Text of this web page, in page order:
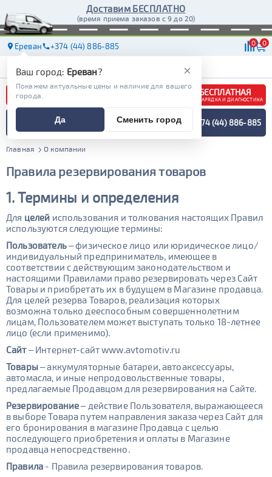
Доставим БЕСПЛАТНО
(время приема заказов с 9 до 20)
Ереван +374 (44) 886-885 0 0
АКБ ДОСТАВКА
БЕСПЛАТНАЯ
ЗАРЯДКА И ДИАГНОСТИКА
ПОДБОР АККУМУЛЯТОРА
СПЕЦИАЛИСТОМ +374 (44) 886-885
Главная О компании
Правила резервирования товаров
1. Термины и определения
Для целей использования и толкования настоящих Правил
используются следующие термины:
Пользователь– физическое лицо или юридическое лицо/
индивидуальный предприниматель, имеющее в
соответствии с действующим законодательством и
настоящими Правилами право резервировать через Сайт
Товары и приобретать их в будущем в Магазине продавца.
Для целей резерва Товаров, реализация которых
возможна только дееспособным совершеннолетним
лицам, Пользователем может выступать только 18-летнее
лицо (если применимо).
Сайт– Интернет-сайт www.avtomotiv.ru
Товары– аккумуляторные батареи, автоаксессуары,
автомасла, и иные непродовольственные товары,
предлагаемые Продавцом для резервирования на Сайте.
Резервирование– действие Пользователя, выражающееся
в выборе Товара путем направления заказа через Сайт для
его бронирования в магазине Продавца с целью
последующего приобретения и оплаты в Магазине
продавца непосредственно.
Правила - Правила резервирования товаров.
×
Ваш город: Ереван?
Покажем актуальные цены и наличие для вашего
города.
Да Сменить город